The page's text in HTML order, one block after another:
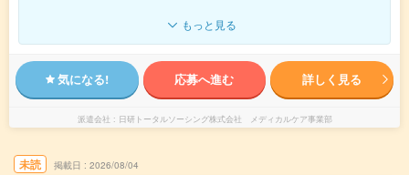
もっと見る
気になる! 応募へ進む 詳しく見る
派遣会社 日研トータルソーシング株式会社 メディカルケア事業部
未読 掲載日 2026/08/04